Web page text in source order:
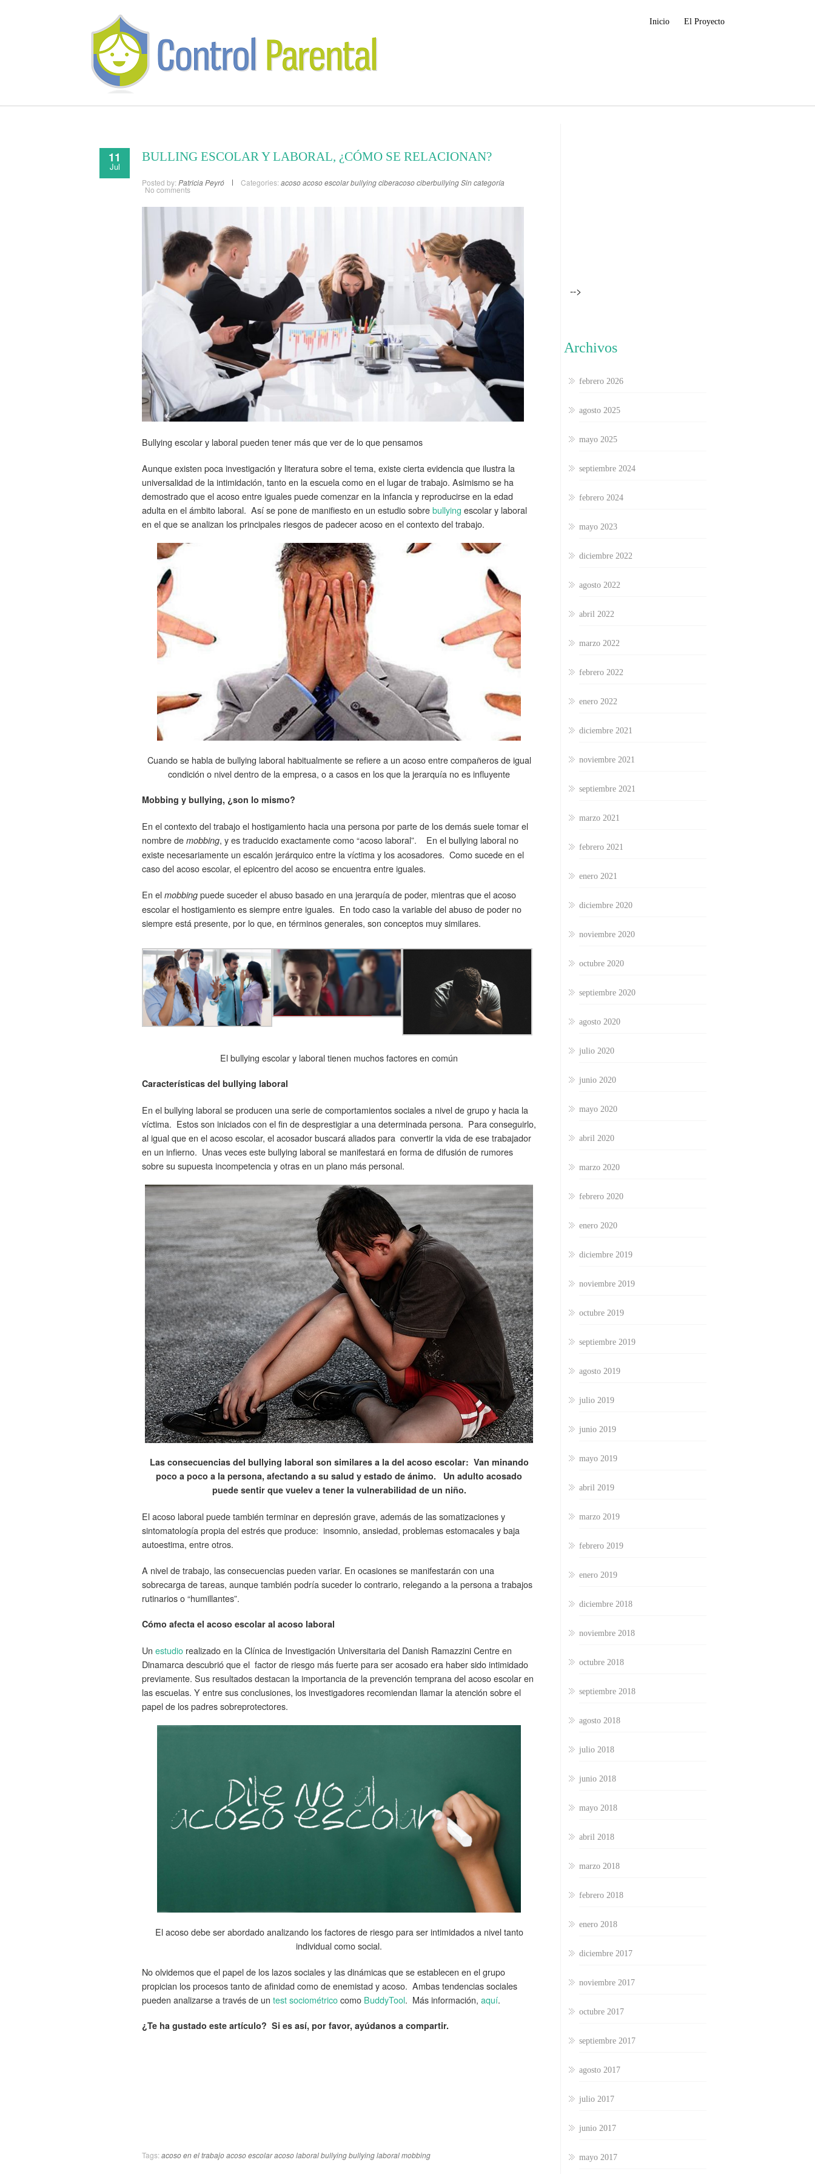
Inicio El Proyecto
11
Jul
BULLING ESCOLAR Y LABORAL, ¿CÓMO SE RELACIONAN?
Posted by: Patricia Peyró Categories: acosoacoso escolarbullyingciberacosociberbullyingSin categoría
No comments
Bullying escolar y laboral pueden tener más que ver de lo que pensamos
Aunque existen poca investigación y literatura sobre el tema, existe cierta evidencia que ilustra la
universalidad de la intimidación, tanto en la escuela como en el lugar de trabajo. Asimismo se ha
demostrado que el acoso entre iguales puede comenzar en la infancia y reproducirse en la edad
adulta en el ámbito laboral. Así se pone de manifiesto en un estudio sobrebullying escolar y laboral
en el que se analizan los principales riesgos de padecer acoso en el contexto del trabajo.
Cuando se habla de bullying laboral habitualmente se refiere a un acoso entre compañeros de igual
condición o nivel dentro de la empresa, o a casos en los que la jerarquía no es influyente
Mobbing y bullying, ¿son lo mismo?
En el contexto del trabajo el hostigamiento hacia una persona por parte de los demás suele tomar el
nombre de mobbing, y es traducido exactamente como “acoso laboral”. En el bullying laboral no
existe necesariamente un escalón jerárquico entre la víctima y los acosadores. Como sucede en el
caso del acoso escolar, el epicentro del acoso se encuentra entre iguales.
En el mobbing puede suceder el abuso basado en una jerarquía de poder, mientras que el acoso
escolar el hostigamiento es siempre entre iguales. En todo caso la variable del abuso de poder no
siempre está presente, por lo que, en términos generales, son conceptos muy similares.
El bullying escolar y laboral tienen muchos factores en común
Características del bullying laboral
En el bullying laboral se producen una serie de comportamientos sociales a nivel de grupo y hacia la
víctima. Estos son iniciados con el fin de desprestigiar a una determinada persona. Para conseguirlo,
al igual que en el acoso escolar, el acosador buscará aliados para convertir la vida de ese trabajador
en un infierno. Unas veces este bullying laboral se manifestará en forma de difusión de rumores
sobre su supuesta incompetencia y otras en un plano más personal.
Las consecuencias del bullying laboral son similares a la del acoso escolar: Van minando
poco a poco a la persona, afectando a su salud y estado de ánimo. Un adulto acosado
puede sentir que vuelev a tener la vulnerabilidad de un niño.
El acoso laboral puede también terminar en depresión grave, además de las somatizaciones y
sintomatología propia del estrés que produce: insomnio, ansiedad, problemas estomacales y baja
autoestima, entre otros.
A nivel de trabajo, las consecuencias pueden variar. En ocasiones se manifestarán con una
sobrecarga de tareas, aunque también podría suceder lo contrario, relegando a la persona a trabajos
rutinarios o “humillantes”.
Cómo afecta el acoso escolar al acoso laboral
Un estudio realizado en la Clínica de Investigación Universitaria del Danish Ramazzini Centre en
Dinamarca descubrió que el factor de riesgo más fuerte para ser acosado era haber sido intimidado
previamente. Sus resultados destacan la importancia de la prevención temprana del acoso escolar en
las escuelas. Y entre sus conclusiones, los investigadores recomiendan llamar la atención sobre el
papel de los padres sobreprotectores.
El acoso debe ser abordado analizando los factores de riesgo para ser intimidados a nivel tanto
individual como social.
No olvidemos que el papel de los lazos sociales y las dinámicas que se establecen en el grupo
propician los procesos tanto de afinidad como de enemistad y acoso. Ambas tendencias sociales
pueden analizarse a través de un test sociométricocomo BuddyTool. Más información, aquí.
¿Te ha gustado este artículo? Si es así, por favor, ayúdanos a compartir.
Tags: acoso en el trabajoacoso escolaracoso laboralbullyingbullying laboralmobbing
-->
Archivos
febrero 2026
agosto 2025
mayo 2025
septiembre 2024
febrero 2024
mayo 2023
diciembre 2022
agosto 2022
abril 2022
marzo 2022
febrero 2022
enero 2022
diciembre 2021
noviembre 2021
septiembre 2021
marzo 2021
febrero 2021
enero 2021
diciembre 2020
noviembre 2020
octubre 2020
septiembre 2020
agosto 2020
julio 2020
junio 2020
mayo 2020
abril 2020
marzo 2020
febrero 2020
enero 2020
diciembre 2019
noviembre 2019
octubre 2019
septiembre 2019
agosto 2019
julio 2019
junio 2019
mayo 2019
abril 2019
marzo 2019
febrero 2019
enero 2019
diciembre 2018
noviembre 2018
octubre 2018
septiembre 2018
agosto 2018
julio 2018
junio 2018
mayo 2018
abril 2018
marzo 2018
febrero 2018
enero 2018
diciembre 2017
noviembre 2017
octubre 2017
septiembre 2017
agosto 2017
julio 2017
junio 2017
mayo 2017